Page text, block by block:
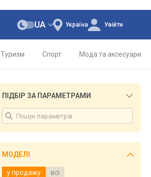
Україна
UA Увійти
Туризм Спорт Мода та аксесуари
ПІДБІР ЗА ПАРАМЕТРАМИ
МОДЕЛІ
у продажу всі